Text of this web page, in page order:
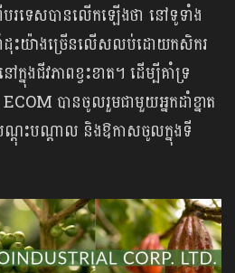
ទេសបានលើកឡើងថា នៅទូទាំង
ាំដុះយ៉ាងច្រើនលើសលប់ដោយកសិករ
នុងជីវភាពខ្វះខាត។ ដើម្បីគាំទ្រ
បានចូលរួមជាមួយអ្នកដាំខ្នាត
តុះបណ្តាល និងឱកាសចូលក្នុងទី